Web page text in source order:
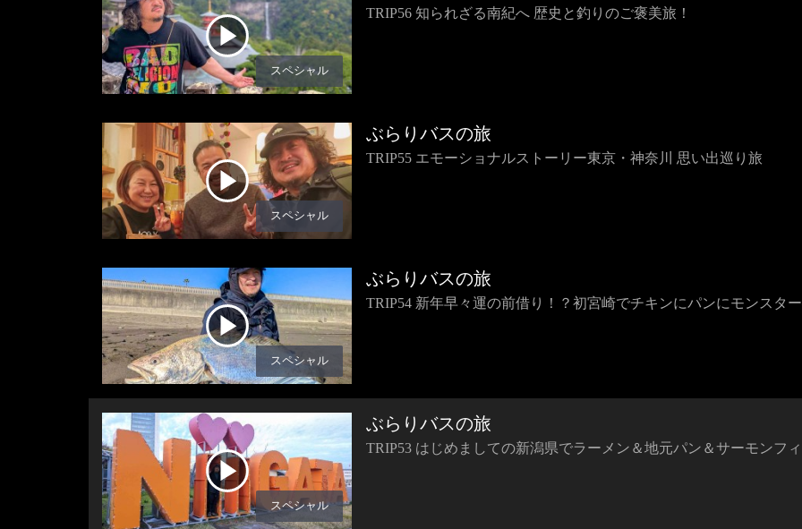
スペシャル
TRIP56 知られざる南紀へ 歴史と釣りのご褒美旅！
スペシャル
ぶらりバスの旅
TRIP55 エモーショナルストーリー東京・神奈川 思い出巡り旅
スペシャル
ぶらりバスの旅
TRIP54 新年早々運の前借り！？初宮崎でチキンにパンにモンスター
スペシャル
ぶらりバスの旅
TRIP53 はじめましての新潟県でラーメン＆地元パン＆サーモンフィ